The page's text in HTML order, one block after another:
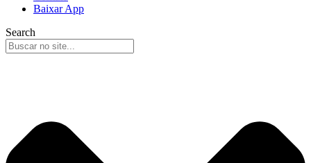
Baixar App
Search